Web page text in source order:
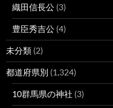
織田信長公 (3)
豊臣秀吉公 (4)
未分類 (2)
都道府県別 (1,324)
10群馬県の神社 (3)